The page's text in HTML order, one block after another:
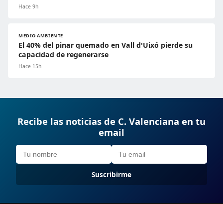
Hace 9h
MEDIO AMBIENTE
El 40% del pinar quemado en Vall d'Uixó pierde su
capacidad de regenerarse
Hace 15h
Recibe las noticias de C. Valenciana en tu
email
Suscribirme